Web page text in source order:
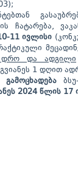
ჩატარება,
11 ივლისი
დრო და ადგილი
1 დღით
2024 წლის 17